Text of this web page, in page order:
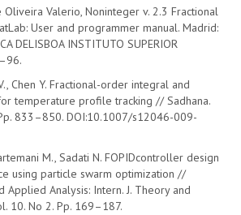
Valerio, Noninteger v. 2.3 Fractional
User and programmer manual. Madrid:
DELISBOA INSTITUTO SUPERIOR
Chen Y. Fractional-order integral and
temperature profile tracking // Sadhana.
833–850. DOI:10.1007/s12046-009-
M., Sadati N. FOPIDcontroller design
using particle swarm optimization //
Applied Analysis: Intern. J. Theory and
10. No 2. Pp. 169–187.